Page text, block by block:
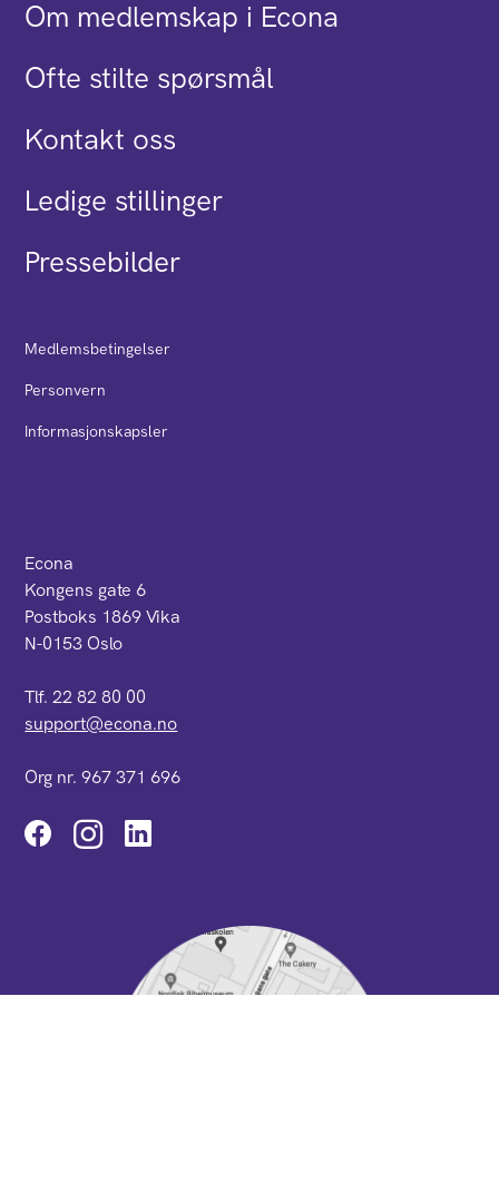
Om medlemskap i Econa
Ofte stilte spørsmål
Kontakt oss
Ledige stillinger
Pressebilder
Medlemsbetingelser
Personvern
Informasjonskapsler
Econa
Kongens gate 6
Postboks 1869 Vika
N-0153 Oslo
Tlf. 22 82 80 00
support@econa.no
Org nr. 967 371 696
Instagram